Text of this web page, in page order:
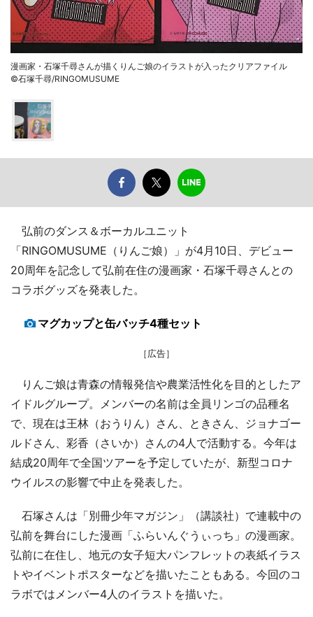
漫画家・石塚千尋さんが描くりんご娘のイラストが入ったクリアファイル
©石塚千尋/RINGOMUSUME
弘前のダンス＆ボーカルユニット
「RINGOMUSUME（りんご娘）」が4月10日、デビュー
20周年を記念して弘前在住の漫画家・石塚千尋さんとの
コラボグッズを発表した。
マグカップと缶バッチ4種セット
［広告］
りんご娘は青森の情報発信や農業活性化を目的としたア
イドルグループ。メンバーの名前は全員リンゴの品種名
で、現在は王林（おうりん）さん、ときさん、ジョナゴー
ルドさん、彩香（さいか）さんの4人で活動する。今年は
結成20周年で全国ツアーを予定していたが、新型コロナ
ウイルスの影響で中止を発表した。
石塚さんは「別冊少年マガジン」（講談社）で連載中の
弘前を舞台にした漫画「ふらいんぐうぃっち」の漫画家。
弘前に在住し、地元の女子短大パンフレットの表紙イラス
トやイベントポスターなどを描いたこともある。今回のコ
ラボではメンバー4人のイラストを描いた。